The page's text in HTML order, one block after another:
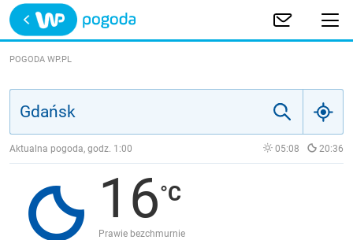
Trwa ładowanie
POLSKA
JAKOŚĆ POWIETRZA
POGODA WP.PL
Aktualna pogoda, godz. 1:00 05:08 20:36
16
Prawie bezchmurnie